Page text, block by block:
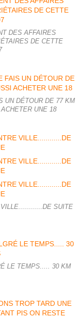
DES AFFAIRES
DE CETTE
UN DÉTOUR DE 77 KM
UNE 18
SUITE
LE TEMPS..... 30 KM